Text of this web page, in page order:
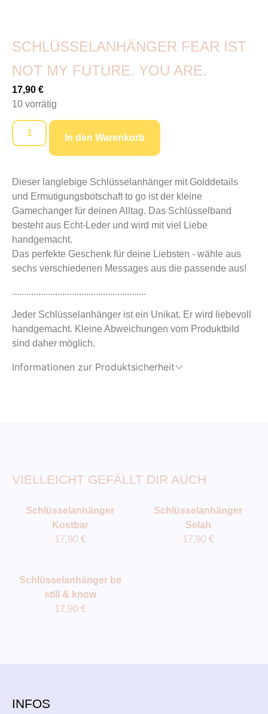
SCHLÜSSELANHÄNGER FEAR IST
NOT MY FUTURE. YOU ARE.
17,90 €
10 vorrätig
In den Warenkorb
Dieser langlebige Schlüsselanhänger mit Golddetails
und Ermutigungsbotschaft to go ist der kleine
Gamechanger für deinen Alltag. Das Schlüsselband
besteht aus Echt-Leder und wird mit viel Liebe
handgemacht.
Das perfekte Geschenk für deine Liebsten - wähle aus
sechs verschiedenen Messages aus die passende aus!
........................................................
Jeder Schlüsselanhänger ist ein Unikat. Er wird liebevoll
handgemacht. Kleine Abweichungen vom Produktbild
sind daher möglich.
Informationen zur Produktsicherheit
VIELLEICHT GEFÄLLT DIR AUCH
Schlüsselanhänger
Kostbar
17,90 €
Schlüsselanhänger
Selah
17,90 €
Schlüsselanhänger be
still & know
17,90 €
INFOS